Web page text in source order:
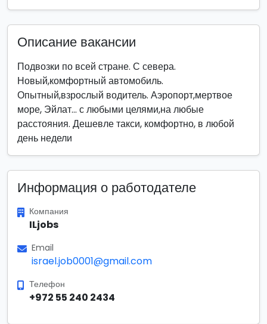
Описание вакансии
Подвозки по всей стране. С севера.
Новый,комфортный автомобиль.
Опытный,взрослый водитель. Аэропорт,мертвое
море, Эйлат... с любыми целями,на любые
расстояния. Дешевле такси, комфортно, в любой
день недели
Информация о работодателе
Компания
ILjobs
Email
israel.job0001@gmail.com
Телефон
+972 55 240 2434